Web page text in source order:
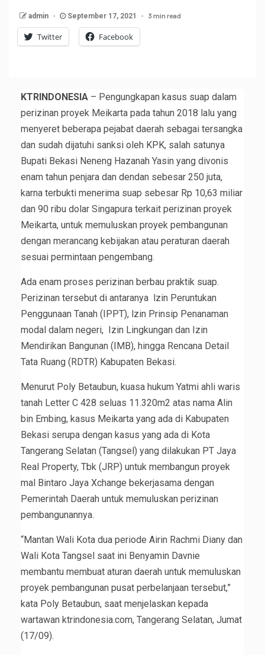
admin September 17, 2021 3 min read
Twitter Facebook
KTRINDONESIA – Pengungkapan kasus suap dalam
perizinan proyek Meikarta pada tahun 2018 lalu yang
menyeret beberapa pejabat daerah sebagai tersangka
dan sudah dijatuhi sanksi oleh KPK, salah satunya
Bupati Bekasi Neneng Hazanah Yasin yang divonis
enam tahun penjara dan dendan sebesar 250 juta,
karna terbukti menerima suap sebesar Rp 10,63 miliar
dan 90 ribu dolar Singapura terkait perizinan proyek
Meikarta, untuk memuluskan proyek pembangunan
dengan merancang kebijakan atau peraturan daerah
sesuai permintaan pengembang.
Ada enam proses perizinan berbau praktik suap.
Perizinan tersebut di antaranya lzin Peruntukan
Penggunaan Tanah (IPPT), lzin Prinsip Penanaman
modal dalam negeri, Izin Lingkungan dan Izin
Mendirikan Bangunan (IMB), hingga Rencana Detail
Tata Ruang (RDTR) Kabupaten Bekasi.
Menurut Poly Betaubun, kuasa hukum Yatmi ahli waris
tanah Letter C 428 seluas 11.320m2 atas nama Alin
bin Embing, kasus Meikarta yang ada di Kabupaten
Bekasi serupa dengan kasus yang ada di Kota
Tangerang Selatan (Tangsel) yang dilakukan PT Jaya
Real Property, Tbk (JRP) untuk membangun proyek
mal Bintaro Jaya Xchange bekerjasama dengan
Pemerintah Daerah untuk memuluskan perizinan
pembangunannya.
“Mantan Wali Kota dua periode Airin Rachmi Diany dan
Wali Kota Tangsel saat ini Benyamin Davnie
membantu membuat aturan daerah untuk memuluskan
proyek pembangunan pusat perbelanjaan tersebut,”
kata Poly Betaubun, saat menjelaskan kepada
wartawan ktrindonesia.com, Tangerang Selatan, Jumat
(17/09).